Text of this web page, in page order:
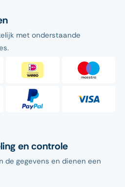
met onderstaande
en controle
de gegevens en dienen een